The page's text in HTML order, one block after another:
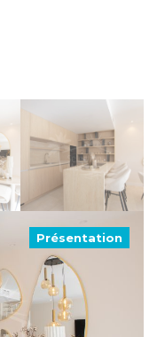
Présentation